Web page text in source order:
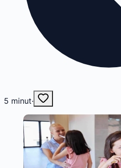
5 minut·